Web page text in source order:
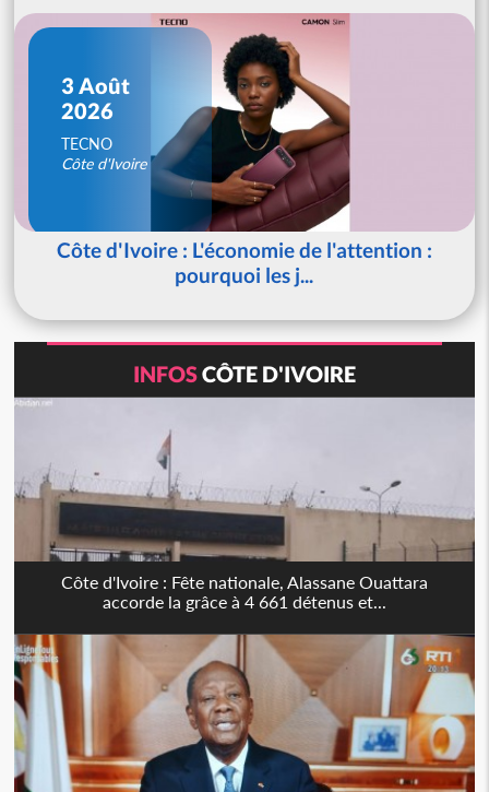
3 Août
2026
TECNO
Côte d'Ivoire
Côte d'Ivoire : L'économie de l'attention :
pourquoi les j...
INFOSCÔTE D'IVOIRE
Côte d'Ivoire : Fête nationale, Alassane Ouattara
accorde la grâce à 4 661 détenus et...